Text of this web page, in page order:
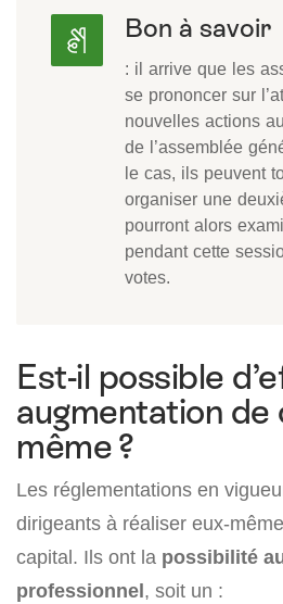
Bon à savoir
: il arrive que les
se prononcer sur
nouvelles actions
de l’assemblée
le cas, ils peuvent
organiser une
pourront alors
pendant cette
votes.
Est-il possible
augmentation de
même ?
Les réglementations en
dirigeants à réaliser eux-
capital. Ils ont la possibilité
professionnel, soit un :